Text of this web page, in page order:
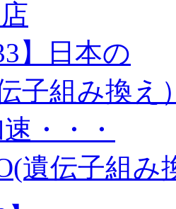
遺伝子組み